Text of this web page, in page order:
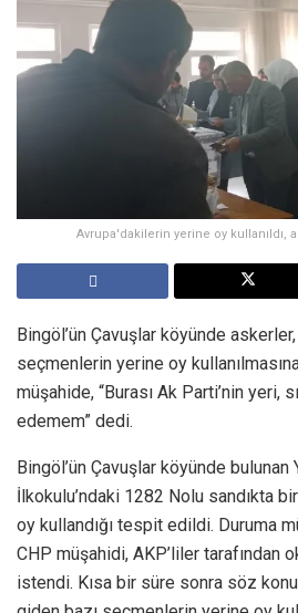
Avrupa'dakilerin yerine oy
Bingöl’ün Çavuşlar köyünde
seçmenlerin yerine oy
müşahide, “Burası Ak Parti’nin yeri,
edemem” dedi.
Bingöl’ün Çavuşlar köyünde bulunan
İlkokulu’ndaki 1282 Nolu sandıkta
oy kullandığı tespit edildi. Duruma
CHP müşahidi, AKP’liler tarafından
istendi. Kısa bir süre sonra söz